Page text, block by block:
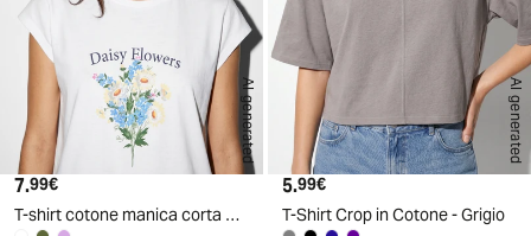
AI generated
Prezzo attuale
7.99€
T-shirt cotone manica corta con stampa
AI generated
Prezzo attuale
5.99€
T-Shirt Crop in Cotone - Grigio